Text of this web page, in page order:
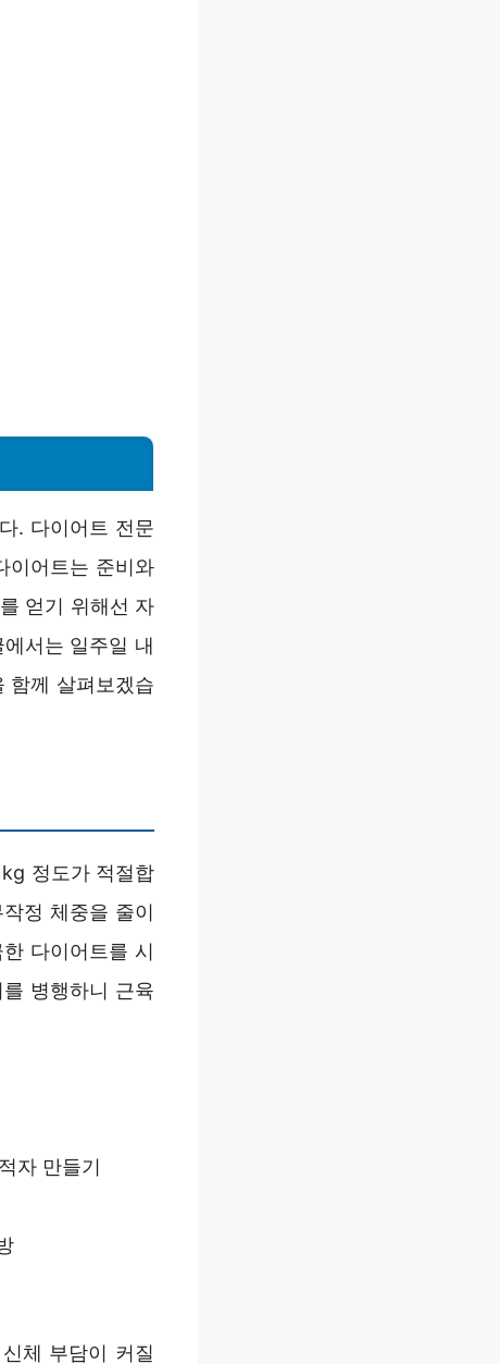
. 다이어트 전문
이어트는 준비와
얻기 위해선 자
서는 일주일 내
함께 살펴보겠습
정도가 적절합
정 체중을 줄이
다이어트를 시
병행하니 근육
자 만들기
체 부담이 커질